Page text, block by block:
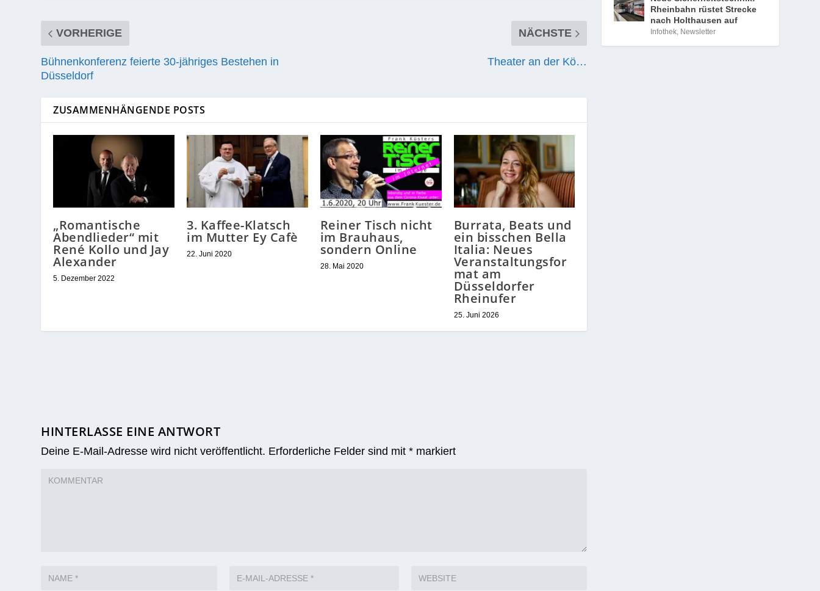
VORHERIGE
Bühnenkonferenz feierte 30-jähriges Bestehen in
Düsseldorf
NÄCHSTE
Theater an der Kö…
ZUSAMMENHÄNGENDE POSTS
„Romantische
Abendlieder“ mit
René Kollo und Jay
Alexander
5. Dezember 2022
3. Kaffee-Klatsch
im Mutter Ey Cafè
22. Juni 2020
Reiner Tisch nicht
im Brauhaus,
sondern Online
28. Mai 2020
Burrata, Beats und
ein bisschen Bella
Italia: Neues
Veranstaltungsfor
mat am
Düsseldorfer
Rheinufer
25. Juni 2026
HINTERLASSE EINE ANTWORT
Deine E-Mail-Adresse wird nicht veröffentlicht. Erforderliche Felder sind mit* markiert
Rheinbahn rüstet Strecke
nach Holthausen auf
Infothek, Newsletter